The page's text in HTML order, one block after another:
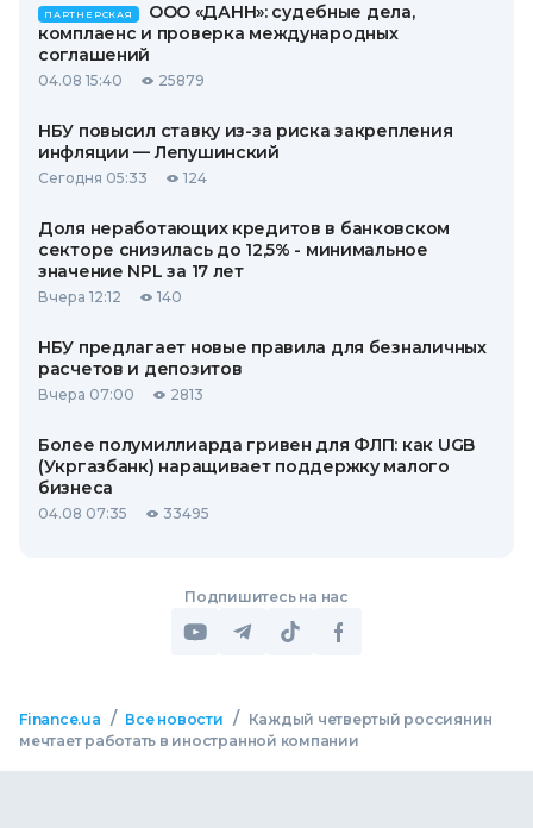
ПАРТНЕРСКАЯ
ООО «ДАНН»: судебные дела,
комплаенс и проверка международных
соглашений
04.08 15:40 25879
НБУ повысил ставку из-за риска закрепления
инфляции — Лепушинский
Сегодня 05:33 124
Доля неработающих кредитов в банковском
секторе снизилась до 12,5% - минимальное
значение NPL за 17 лет
Вчера 12:12 140
НБУ предлагает новые правила для безналичных
расчетов и депозитов
Вчера 07:00 2813
Более полумиллиарда гривен для ФЛП: как UGB
(Укргазбанк) наращивает поддержку малого
бизнеса
04.08 07:35 33495
Подпишитесь на нас
Finance.ua / Все новости /
Каждый четвертый россиянин
мечтает работать в иностранной компании